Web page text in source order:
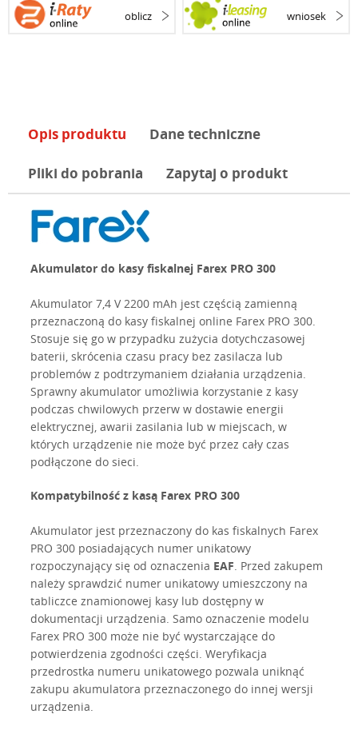
oblicz wniosek
Opis produktu Dane techniczne
Pliki do pobrania Zapytaj o produkt
Akumulator do kasy fiskalnej Farex PRO 300
Akumulator 7,4 V 2200 mAh jest częścią zamienną
przeznaczoną do kasy fiskalnej online Farex PRO 300.
Stosuje się go w przypadku zużycia dotychczasowej
baterii, skrócenia czasu pracy bez zasilacza lub
problemów z podtrzymaniem działania urządzenia.
Sprawny akumulator umożliwia korzystanie z kasy
podczas chwilowych przerw w dostawie energii
elektrycznej, awarii zasilania lub w miejscach, w
których urządzenie nie może być przez cały czas
podłączone do sieci.
Kompatybilność z kasą Farex PRO 300
Akumulator jest przeznaczony do kas fiskalnych Farex
PRO 300 posiadających numer unikatowy
rozpoczynający się od oznaczenia EAF. Przed zakupem
należy sprawdzić numer unikatowy umieszczony na
tabliczce znamionowej kasy lub dostępny w
dokumentacji urządzenia. Samo oznaczenie modelu
Farex PRO 300 może nie być wystarczające do
potwierdzenia zgodności części. Weryfikacja
przedrostka numeru unikatowego pozwala uniknąć
zakupu akumulatora przeznaczonego do innej wersji
urządzenia.